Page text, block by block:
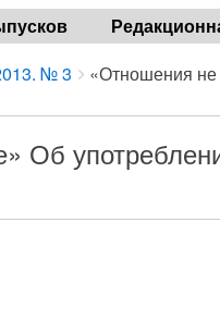
№ 3 «Отношения не
Об